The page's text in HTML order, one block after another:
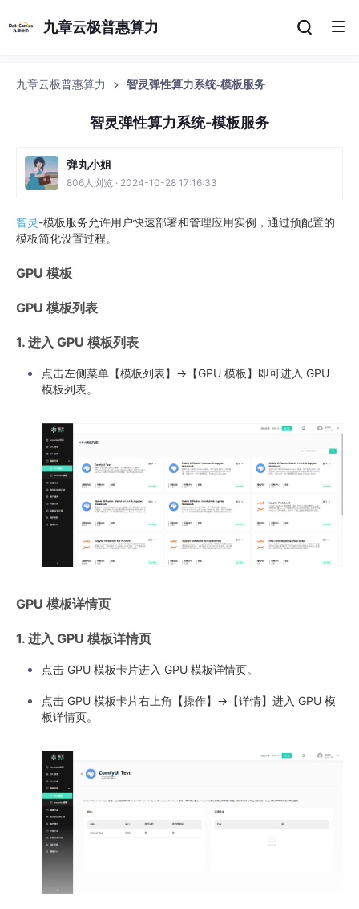
九章云极普惠算力
九章云极普惠算力 智灵弹性算力系统-模板服务
智灵弹性算力系统-模板服务
弹丸小姐
806人浏览 · 2024-10-28 17:16:33
智灵-模板服务允许用户快速部署和管理应用实例，通过预配置的
模板简化设置过程。
GPU 模板
GPU 模板列表
1. 进入 GPU 模板列表
点击左侧菜单【模板列表】->【GPU 模板】即可进入 GPU
模板列表。
GPU 模板详情页
1. 进入 GPU 模板详情页
点击 GPU 模板卡片进入 GPU 模板详情页。
点击 GPU 模板卡片右上角【操作】->【详情】进入 GPU 模
板详情页。